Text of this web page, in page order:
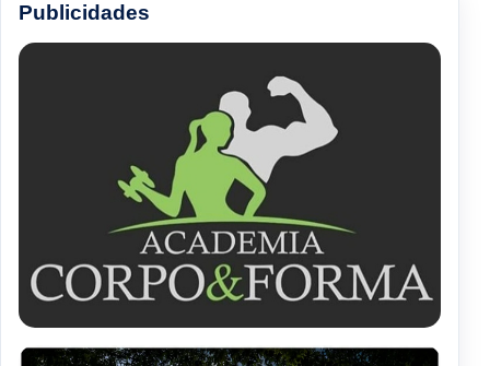
Publicidades